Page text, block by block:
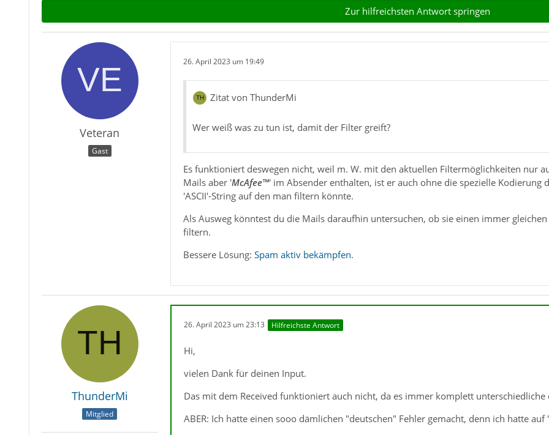
Zur hilfreichsten Antwort springen
Veteran
Gast
26. April 2023 um 19:49
Zitat von ThunderMi
Wer weiß was zu tun ist, damit der Filter greift?
Es funktioniert deswegen nicht, weil m. W. mit den aktuellen Filtermöglichkeiten nur
Mails aber 'McAfee™' im Absender enthalten, ist er auch ohne die spezielle Kodierung
'ASCII'-String auf den man filtern könnte.
Als Ausweg könntest du die Mails daraufhin untersuchen, ob sie einen immer gleichen
filtern.
Bessere Lösung: Spam aktiv bekämpfen.
ThunderMi
Mitglied
26. April 2023 um 23:13 Hilfreichste Antwort
Hi,
vielen Dank für deinen Input.
Das mit dem Received funktioniert auch nicht, da es immer komplett
ABER: Ich hatte einen sooo dämlichen "deutschen" Fehler gemacht, denn ich hatte